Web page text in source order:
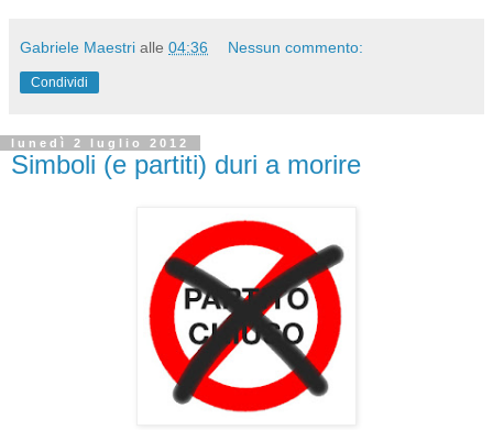
Gabriele Maestri alle 04:36 Nessun commento:
Condividi
lunedì 2 luglio 2012
Simboli (e partiti) duri a morire